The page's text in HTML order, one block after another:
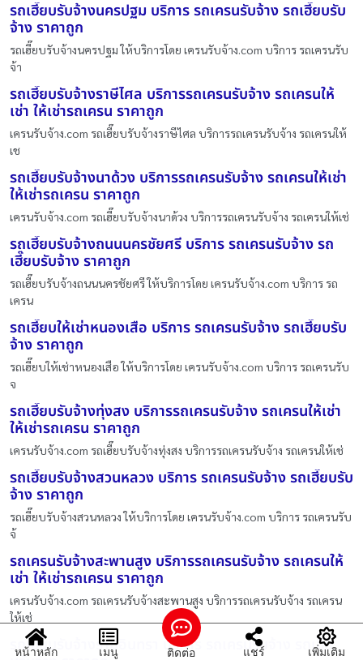
รถเฮี๊ยบรับจ้างนครปฐม บริการ รถเครนรับจ้าง รถเฮี๊ยบรับ
จ้าง ราคาถูก
รถเฮี๊ยบรับจ้างนครปฐม ให้บริการโดย เครนรับจ้าง.com บริการ รถเครนรับ
จ้า
รถเฮี๊ยบรับจ้างราษีไศล บริการรถเครนรับจ้าง รถเครนให้
เช่า ให้เช่ารถเครน ราคาถูก
เครนรับจ้าง.com รถเฮี๊ยบรับจ้างราษีไศล บริการรถเครนรับจ้าง รถเครนให้
เช
รถเฮี๊ยบรับจ้างนาด้วง บริการรถเครนรับจ้าง รถเครนให้เช่า
ให้เช่ารถเครน ราคาถูก
เครนรับจ้าง.com รถเฮี๊ยบรับจ้างนาด้วง บริการรถเครนรับจ้าง รถเครนให้เช่
รถเฮี๊ยบรับจ้างถนนนครชัยศรี บริการ รถเครนรับจ้าง รถ
เฮี๊ยบรับจ้าง ราคาถูก
รถเฮี๊ยบรับจ้างถนนนครชัยศรี ให้บริการโดย เครนรับจ้าง.com บริการ รถ
เครน
รถเฮี๊ยบให้เช่าหนองเสือ บริการ รถเครนรับจ้าง รถเฮี๊ยบรับ
จ้าง ราคาถูก
รถเฮี๊ยบให้เช่าหนองเสือ ให้บริการโดย เครนรับจ้าง.com บริการ รถเครนรับ
จ
รถเฮี๊ยบรับจ้างทุ่งสง บริการรถเครนรับจ้าง รถเครนให้เช่า
ให้เช่ารถเครน ราคาถูก
เครนรับจ้าง.com รถเฮี๊ยบรับจ้างทุ่งสง บริการรถเครนรับจ้าง รถเครนให้เช่
รถเฮี๊ยบรับจ้างสวนหลวง บริการ รถเครนรับจ้าง รถเฮี๊ยบรับ
จ้าง ราคาถูก
รถเฮี๊ยบรับจ้างสวนหลวง ให้บริการโดย เครนรับจ้าง.com บริการ รถเครนรับ
จ้
รถเครนรับจ้างสะพานสูง บริการรถเครนรับจ้าง รถเครนให้
เช่า ให้เช่ารถเครน ราคาถูก
เครนรับจ้าง.com รถเครนรับจ้างสะพานสูง บริการรถเครนรับจ้าง รถเครน
ให้เช่
รถเฮี๊ยบรับจ้างรามอินทรา บริการ รถเครนรับจ้าง รถเฮี๊ย
หน้าหลัก เมนู ติดต่อ แชร์ เพิ่มเติม